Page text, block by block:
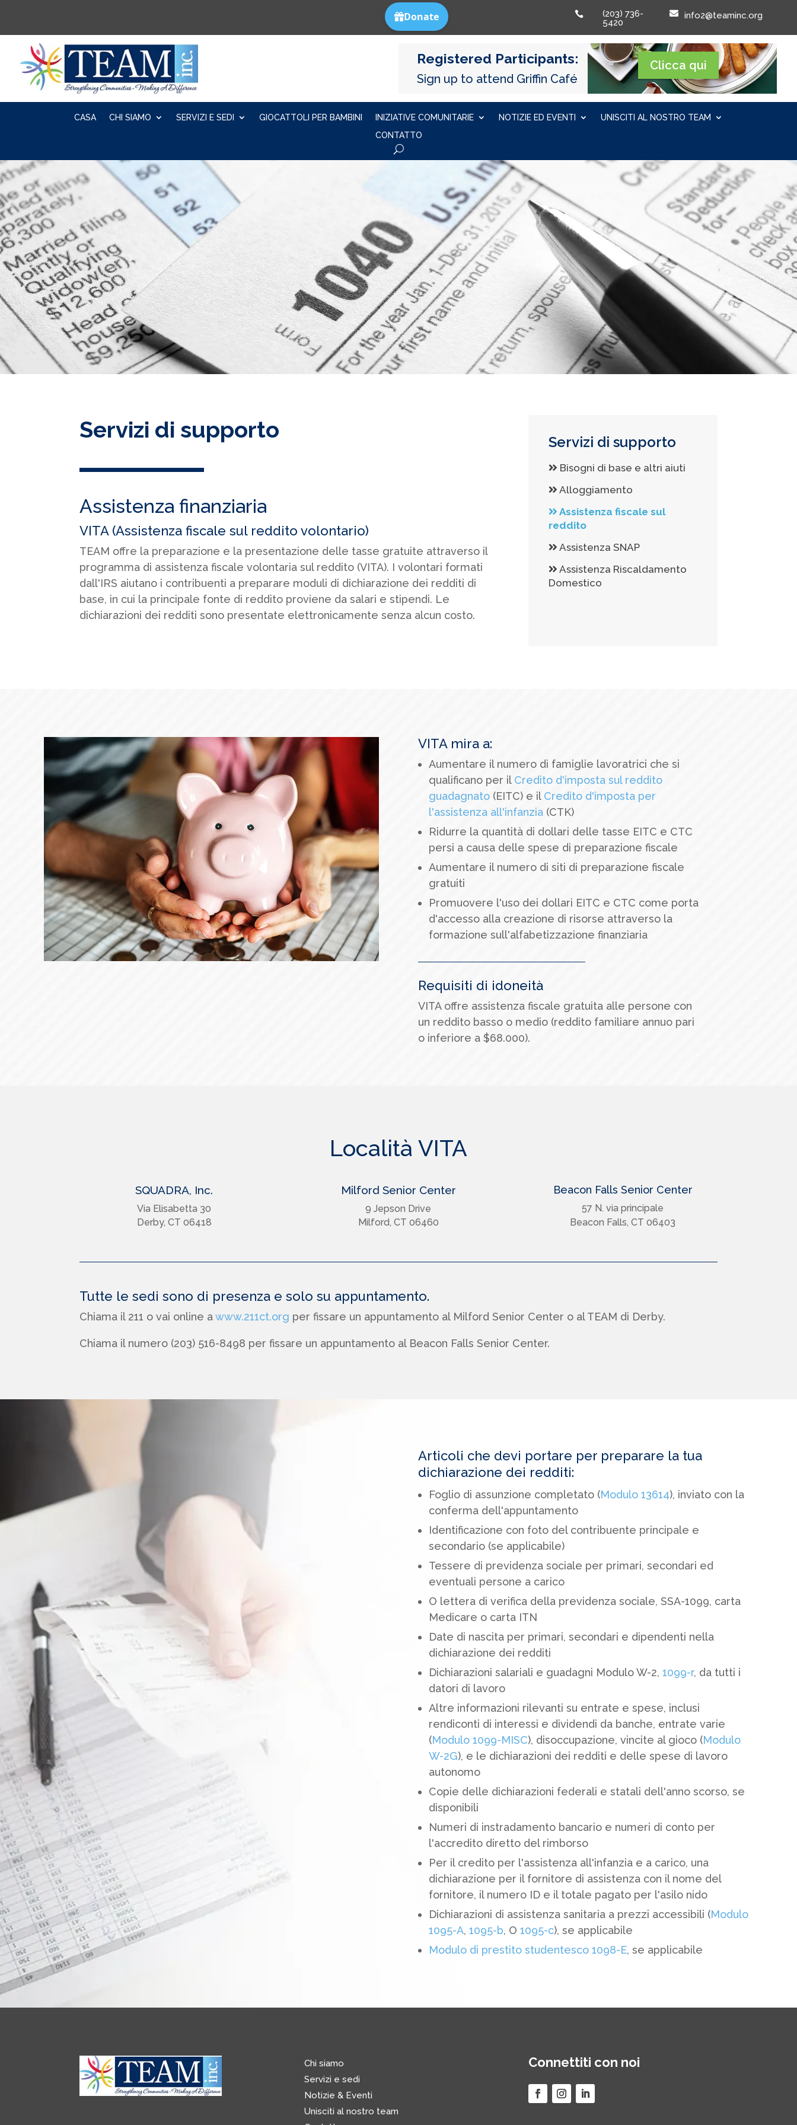

(203) 736-
5420
 info2@teaminc.org
Registered Participants:
Sign up to attend Griffin Café
Clicca qui
CASA CHI SIAMO SERVIZI E SEDI GIOCATTOLI PER BAMBINI INIZIATIVE COMUNITARIE NOTIZIE ED EVENTI
UNISCITI AL NOSTRO TEAM
CONTATTO
Servizi di supporto
Assistenza finanziaria
VITA (Assistenza fiscale sul reddito volontario)
TEAM offre la preparazione e la presentazione delle tasse gratuite attraverso il
programma di assistenza fiscale volontaria sul reddito (VITA). I volontari formati
dall'IRS aiutano i contribuenti a preparare moduli di dichiarazione dei redditi di
base, in cui la principale fonte di reddito proviene da salari e stipendi. Le
dichiarazioni dei redditi sono presentate elettronicamente senza alcun costo.
Servizi di supporto
Bisogni di base e altri aiuti
Alloggiamento
Assistenza fiscale sul
reddito
Assistenza SNAP
Assistenza Riscaldamento
Domestico
VITA mira a:
Aumentare il numero di famiglie lavoratrici che si
qualificano per il Credito d'imposta sul reddito
guadagnato(EITC) e il Credito d'imposta per
l'assistenza all'infanzia(CTK)
Ridurre la quantità di dollari delle tasse EITC e CTC
persi a causa delle spese di preparazione fiscale
Aumentare il numero di siti di preparazione fiscale
gratuiti
Promuovere l'uso dei dollari EITC e CTC come porta
d'accesso alla creazione di risorse attraverso la
formazione sull'alfabetizzazione finanziaria
Requisiti di idoneità
VITA offre assistenza fiscale gratuita alle persone con
un reddito basso o medio (reddito familiare annuo pari
o inferiore a $68.000).
Località VITA
SQUADRA, Inc.
Via Elisabetta 30
Derby, CT 06418
Milford Senior Center
9 Jepson Drive
Milford, CT 06460
Beacon Falls Senior Center
57 N. via principale
Beacon Falls, CT 06403
Tutte le sedi sono di presenza e solo su appuntamento.
Chiama il 211 o vai online awww.211ct.org per fissare un appuntamento al Milford Senior Center o al TEAM di Derby.
Chiama il numero (203) 516-8498 per fissare un appuntamento al Beacon Falls Senior Center.
Articoli che devi portare per preparare la tua
dichiarazione dei redditi:
Foglio di assunzione completato (Modulo 13614), inviato con la
conferma dell'appuntamento
Identificazione con foto del contribuente principale e
secondario (se applicabile)
Tessere di previdenza sociale per primari, secondari ed
eventuali persone a carico
O lettera di verifica della previdenza sociale, SSA-1099, carta
Medicare o carta ITN
Date di nascita per primari, secondari e dipendenti nella
dichiarazione dei redditi
Dichiarazioni salariali e guadagni Modulo W-2, 1099-r, da tutti i
datori di lavoro
Altre informazioni rilevanti su entrate e spese, inclusi
rendiconti di interessi e dividendi da banche, entrate varie
(Modulo 1099-MISC), disoccupazione, vincite al gioco (Modulo
W-2G), e le dichiarazioni dei redditi e delle spese di lavoro
autonomo
Copie delle dichiarazioni federali e statali dell'anno scorso, se
disponibili
Numeri di instradamento bancario e numeri di conto per
l'accredito diretto del rimborso
Per il credito per l'assistenza all'infanzia e a carico, una
dichiarazione per il fornitore di assistenza con il nome del
fornitore, il numero ID e il totale pagato per l'asilo nido
Dichiarazioni di assistenza sanitaria a prezzi accessibili (Modulo
1095-A, 1095-b, O 1095-c), se applicabile
Modulo di prestito studentesco 1098-E, se applicabile
Chi siamo
Servizi e sedi
Notizie & Eventi
Unisciti al nostro team
Connettiti con noi